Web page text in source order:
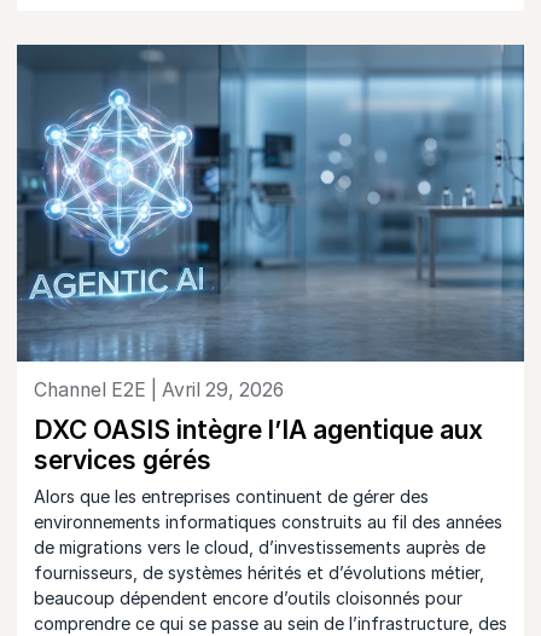
Channel E2E | Avril 29, 2026
DXC OASIS intègre l’IA agentique aux
services gérés
Alors que les entreprises continuent de gérer des
environnements informatiques construits au fil des années
de migrations vers le cloud, d’investissements auprès de
fournisseurs, de systèmes hérités et d’évolutions métier,
beaucoup dépendent encore d’outils cloisonnés pour
comprendre ce qui se passe au sein de l’infrastructure, des